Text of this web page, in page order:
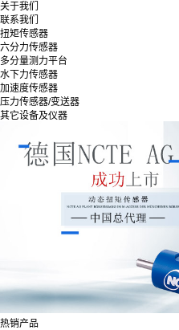
关于我们
联系我们
扭矩传感器
六分力传感器
多分量测力平台
水下力传感器
加速度传感器
压力传感器/变送器
其它设备及仪器
热销产品